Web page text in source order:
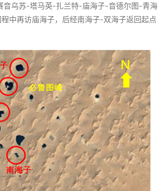
音乌苏-塔马英-扎兰特-庙海子-音德尔图-青海
中再访庙海子，后经南海子-双海子返回起点